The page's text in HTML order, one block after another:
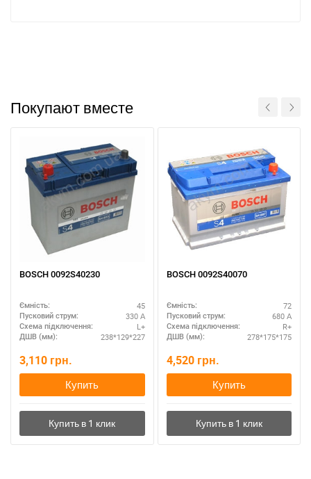
Покупают вместе
BOSCH 0092S40230
Ємність: 45
Пусковий струм: 330 А
Схема підключення: L+
ДШВ (мм): 238*129*227
3,110 грн.
Купить
BOSCH 0092S40070
Ємність: 72
Пусковий струм: 680 А
Схема підключення: R+
ДШВ (мм): 278*175*175
4,520 грн.
Купить